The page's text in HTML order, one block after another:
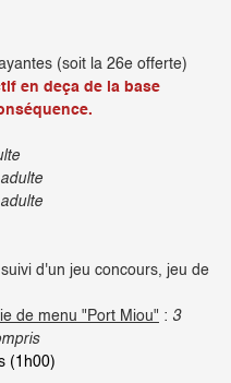
(soit la 26e offerte)
en deça de la base
d'un jeu concours, jeu de
de menu "Port Miou" : 3
(1h00)